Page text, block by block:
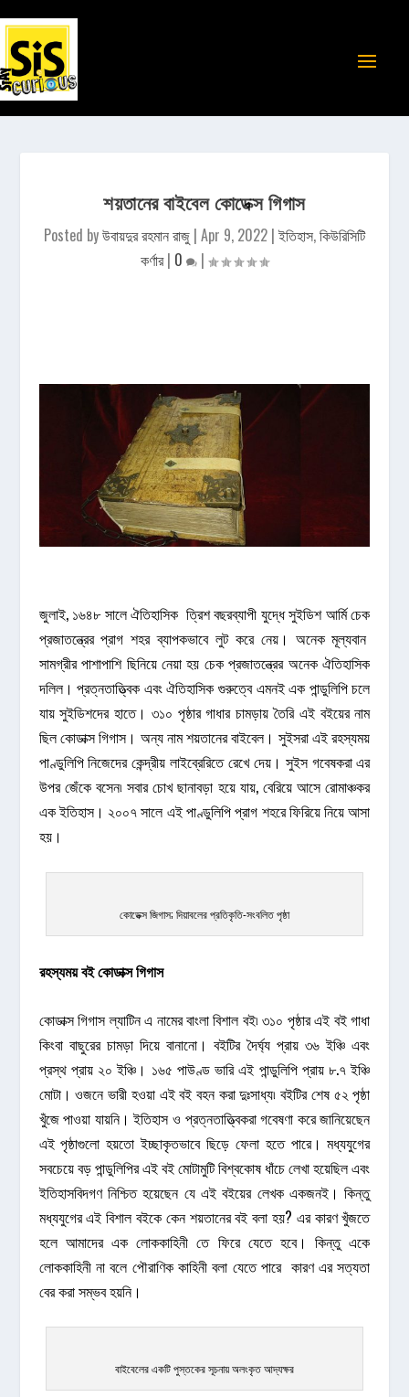
শয়তানের বাইবেল কোডেক্স গিগাস
Posted byউবায়দুর রহমান রাজু | Apr 9, 2022 |ইতিহাস,কিউরিসিটি
কর্ণার| 0 |
জুলাই, ১৬৪৮ সালে ঐতিহাসিক ত্রিশ বছরব্যাপী যুদ্ধে সুইডিশ আর্মি চেক
প্রজাতন্ত্রের প্রাগ শহর ব্যাপকভাবে লুট করে নেয়। অনেক মূল্যবান
সামগ্রীর পাশাপাশি ছিনিয়ে নেয়া হয় চেক প্রজাতন্ত্রের অনেক ঐতিহাসিক
দলিল। প্রত্নতাত্ত্বিক এবং ঐতিহাসিক গুরুত্বে এমনই এক পান্ডুলিপি চলে
যায় সুইডিশদের হাতে। ৩১০ পৃষ্ঠার গাধার চামড়ায় তৈরি এই বইয়ের নাম
ছিল কোডাক্স গিগাস। অন্য নাম শয়তানের বাইবেল। সুইসরা এই রহস্যময়
পাণ্ডুলিপি নিজেদের কেন্দ্রীয় লাইব্রেরিতে রেখে দেয়। সুইস গবেষকরা এর
উপর জেঁকে বসেন৷ সবার চোখ ছানাবড়া হয়ে যায়, বেরিয়ে আসে রোমাঞ্চকর
এক ইতিহাস। ২০০৭ সালে এই পাণ্ডুলিপি প্রাগ শহরে ফিরিয়ে নিয়ে আসা
হয়।
কোডেক্স জিগাস; দিয়াবলের প্রতিকৃতি-সংবলিত পৃষ্ঠা
রহস্যময় বই কোডাক্স গিগাস
কোডাক্স গিগাস ল্যাটিন এ নামের বাংলা বিশাল বই৷ ৩১০ পৃষ্ঠার এই বই গাধা
কিংবা বাছুরের চামড়া দিয়ে বানানো। বইটির দৈর্ঘ্য প্রায় ৩৬ ইঞ্চি এবং
প্রস্থ প্রায় ২০ ইঞ্চি। ১৬৫ পাউণ্ড ভারি এই পান্ডুলিপি প্রায় ৮.৭ ইঞ্চি
মোটা। ওজনে ভারী হওয়া এই বই বহন করা দুঃসাধ্য৷ বইটির শেষ ৫২ পৃষ্ঠা
খুঁজে পাওয়া যায়নি। ইতিহাস ও প্রত্নতাত্ত্বিকরা গবেষণা করে জানিয়েছেন
এই পৃষ্ঠাগুলো হয়তো ইচ্ছাকৃতভাবে ছিড়ে ফেলা হতে পারে। মধ্যযুগের
সবচেয়ে বড় পান্ডুলিপির এই বই মোটামুটি বিশ্বকোষ ধাঁচে লেখা হয়েছিল এবং
ইতিহাসবিদগণ নিশ্চিত হয়েছেন যে এই বইয়ের লেখক একজনই। কিন্তু
মধ্যযুগের এই বিশাল বইকে কেন শয়তানের বই বলা হয়? এর কারণ খুঁজতে
হলে আমাদের এক লোককাহিনী তে ফিরে যেতে হবে। কিন্তু একে
লোককাহিনী না বলে পৌরাণিক কাহিনী বলা যেতে পারে কারণ এর সত্যতা
বের করা সম্ভব হয়নি।
বাইবেলের একটি পুস্তকের সূচনায় অলংকৃত আদ্যক্ষর